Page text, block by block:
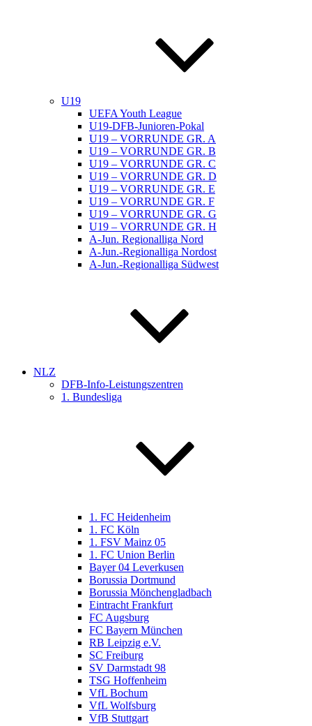
U19
UEFA Youth League
U19-DFB-Junioren-Pokal
U19 – VORRUNDE GR. A
U19 – VORRUNDE GR. B
U19 – VORRUNDE GR. C
U19 – VORRUNDE GR. D
U19 – VORRUNDE GR. E
U19 – VORRUNDE GR. F
U19 – VORRUNDE GR. G
U19 – VORRUNDE GR. H
A-Jun. Regionalliga Nord
A-Jun.-Regionalliga Nordost
A-Jun.-Regionalliga Südwest
NLZ
DFB-Info-Leistungszentren
1. Bundesliga
1. FC Heidenheim
1. FC Köln
1. FSV Mainz 05
1. FC Union Berlin
Bayer 04 Leverkusen
Borussia Dortmund
Borussia Mönchengladbach
Eintracht Frankfurt
FC Augsburg
FC Bayern München
RB Leipzig e.V.
SC Freiburg
SV Darmstadt 98
TSG Hoffenheim
VfL Bochum
VfL Wolfsburg
VfB Stuttgart